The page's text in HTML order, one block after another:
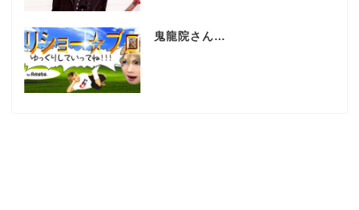
鬼龍院さん…